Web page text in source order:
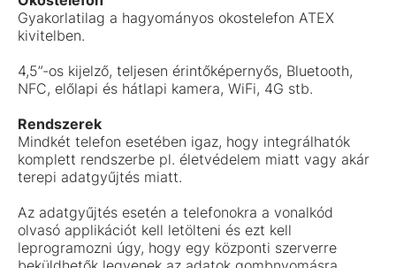
Gyakorlatilag a hagyományos okostelefon ATEX
kivitelben.
4,5”-os kijelző, teljesen érintőképernyős, Bluetooth,
NFC, előlapi és hátlapi kamera, WiFi, 4G stb.
Rendszerek
Mindkét telefon esetében igaz, hogy integrálhatók
komplett rendszerbe pl. életvédelem miatt vagy akár
terepi adatgyűjtés miatt.
Az adatgyűjtés esetén a telefonokra a vonalkód
olvasó applikációt kell letölteni és ezt kell
leprogramozni úgy, hogy egy központi szerverre